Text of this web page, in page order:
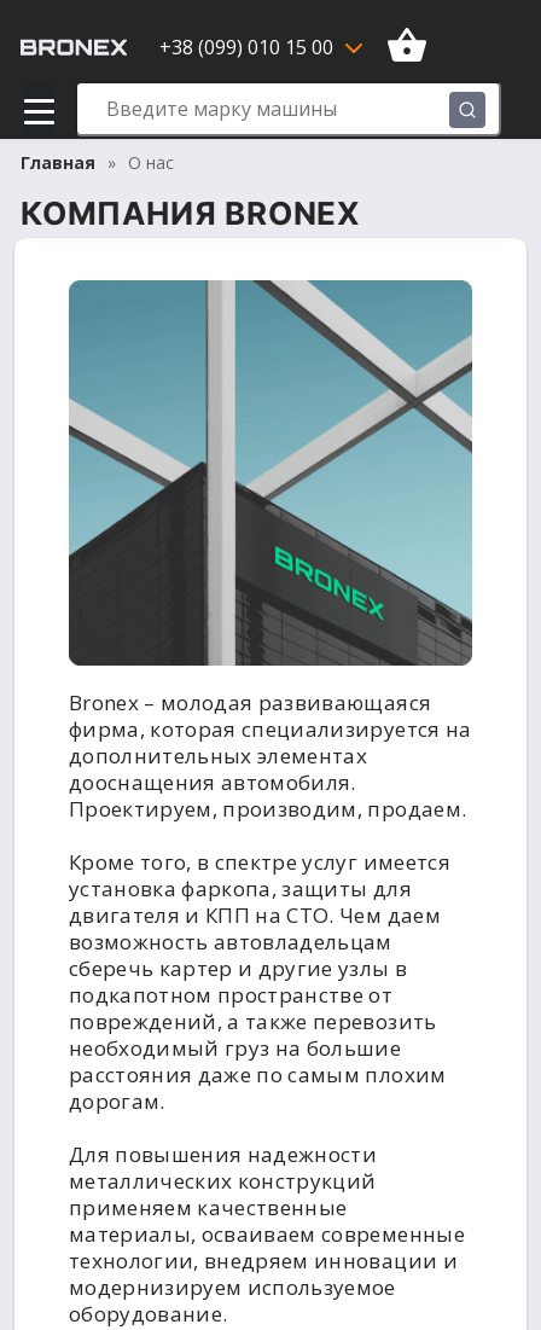
+38 (099) 010 15 00
Главная О нас
КОМПАНИЯ BRONEX
Bronex – молодая развивающаяся
фирма, которая специализируется на
дополнительных элементах
дооснащения автомобиля.
Проектируем, производим, продаем.
Кроме того, в спектре услуг имеется
установка фаркопа, защиты для
двигателя и КПП на СТО. Чем даем
возможность автовладельцам
сберечь картер и другие узлы в
подкапотном пространстве от
повреждений, а также перевозить
необходимый груз на большие
расстояния даже по самым плохим
дорогам.
Для повышения надежности
металлических конструкций
применяем качественные
материалы, осваиваем современные
технологии, внедряем инновации и
модернизируем используемое
оборудование.